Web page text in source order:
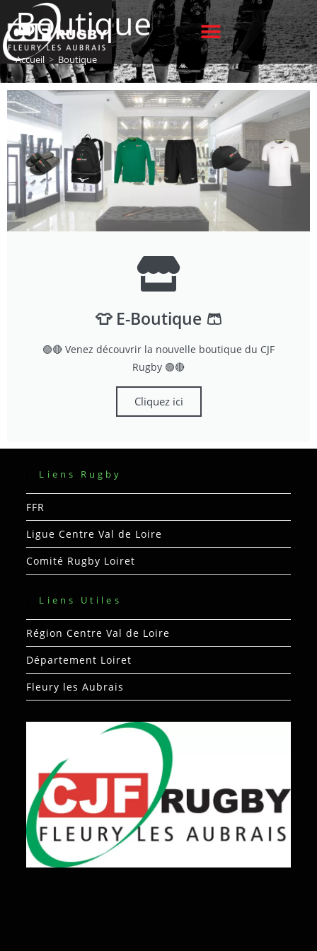
Boutique
Accueil > Boutique
👕 E-Boutique 🩳
🟢🔴 Venez découvrir la nouvelle boutique du CJF
Rugby 🟢🔴
Cliquez ici
Liens Rugby
FFR
Ligue Centre Val de Loire
Comité Rugby Loiret
Liens Utiles
Région Centre Val de Loire
Département Loiret
Fleury les Aubrais